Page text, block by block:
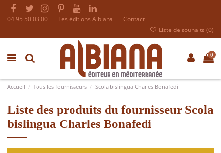
04 95 50 03 00 Les éditions Albiana
Contact
Liste de souhaits (0)
0
Accueil Tous les fournisseurs Scola bislingua Charles Bonafedi
Liste des produits du fournisseur Scola
bislingua Charles Bonafedi